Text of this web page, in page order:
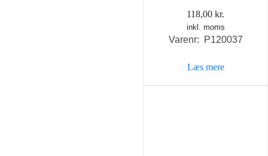
118,00 kr.
inkl. moms
Varenr: P120037
Læs mere